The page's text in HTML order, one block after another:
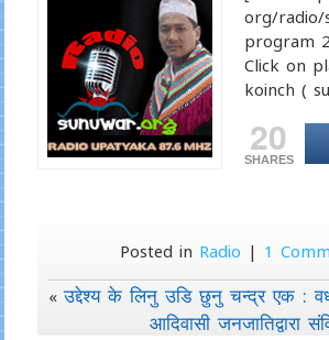
org/radio/
program
Click on
koinch (
20
SHARES
Posted in Radio | 1
«उद्देश्य के लिनु उडि छुनु चन्द्र एक :
आदिवासी जनजातिद्वारा